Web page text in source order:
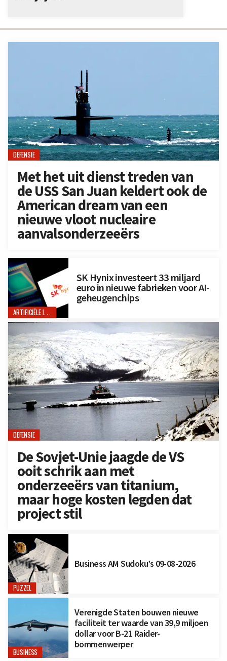
DEFENSIE
Met het uit dienst treden van
de USS San Juan keldert ook de
American dream van een
nieuwe vloot nucleaire
aanvalsonderzeeërs
ARTIFICIËLE INTELLIGENTIE
SK Hynix investeert 33 miljard
euro in nieuwe fabrieken voor AI-
geheugenchips
DEFENSIE
De Sovjet-Unie jaagde de VS
ooit schrik aan met
onderzeeërs van titanium,
maar hoge kosten legden dat
project stil
PUZZEL
Business AM Sudoku’s 09-08-2026
BUSINESS
Verenigde Staten bouwen nieuwe
faciliteit ter waarde van 39,9 miljoen
dollar voor B-21 Raider-
bommenwerper